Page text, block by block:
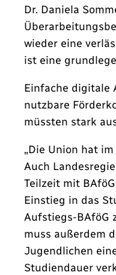
Dr. Daniela
wieder eine
ist eine
Einfache digitale
nutzbare
müssten stark
„Die Union hat
Auch
Teilzeit mit
Einstieg in das
Aufstiegs-BAföG
muss außerdem
Jugendlichen
Studiendauer